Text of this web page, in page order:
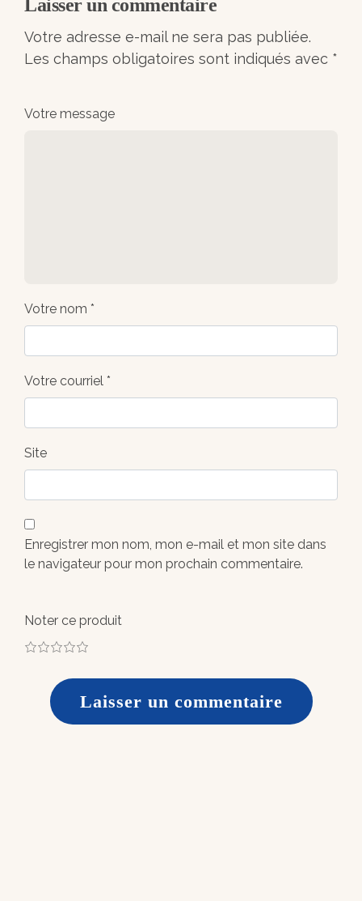
Laisser un commentaire
Votre adresse e-mail ne sera pas publiée.
Les champs obligatoires sont indiqués avec *
Votre message
Votre nom *
Votre courriel *
Site
Enregistrer mon nom, mon e-mail et mon site dans
le navigateur pour mon prochain commentaire.
Noter ce produit
5
4
3
2